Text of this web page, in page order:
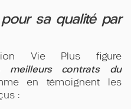
sa qualité par
Vie Plus figure
meilleurs contrats du
en témoignent les
: